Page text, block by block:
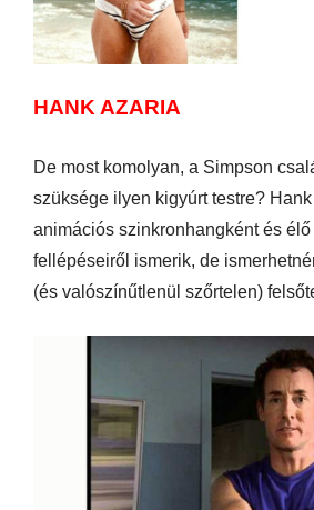
HANK AZARIA
De most komolyan, a Simpson
szüksége ilyen kigyúrt testre?
animációs szinkronhangként és
fellépéseiről ismerik, de
(és valószínűtlenül szőrtelen)